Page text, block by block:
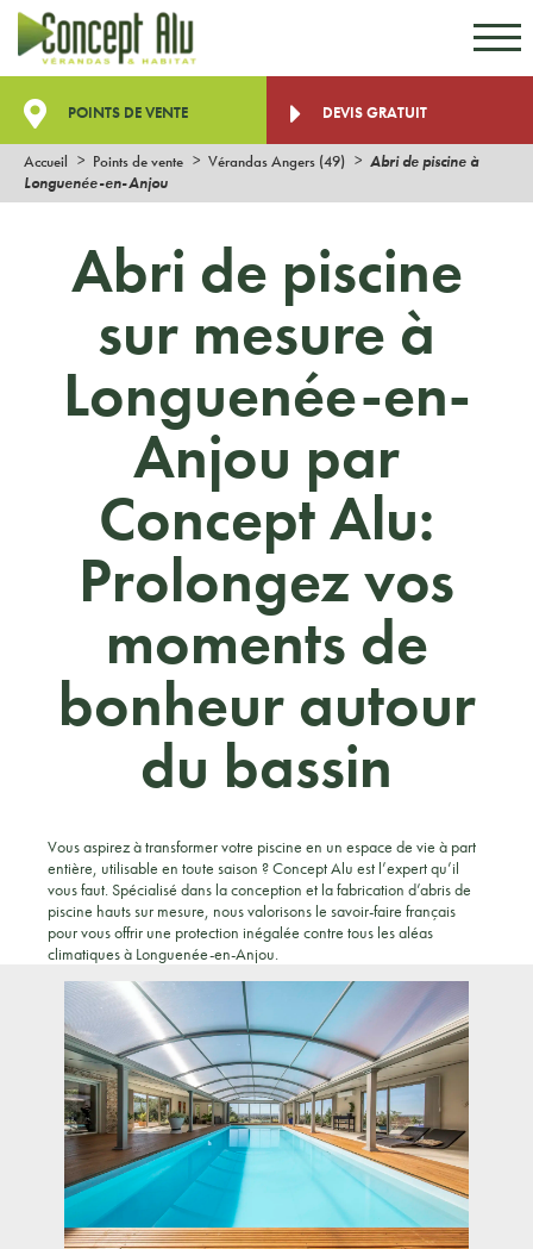
POINTS DE VENTE DEVIS GRATUIT
Accueil Points de vente Vérandas Angers (49)
Abri de piscine à
Longuenée-en-Anjou
Abri de piscine
sur mesure à
Longuenée-en-
Anjou par
Concept Alu:
Prolongez vos
moments de
bonheur autour
du bassin
Vous aspirez à transformer votre piscine en un espace de vie à part
entière, utilisable en toute saison ? Concept Alu est l’expert qu’il
vous faut. Spécialisé dans la conception et la fabrication d’abris de
piscine hauts sur mesure, nous valorisons le savoir-faire français
pour vous offrir une protection inégalée contre tous les aléas
climatiques à Longuenée-en-Anjou.